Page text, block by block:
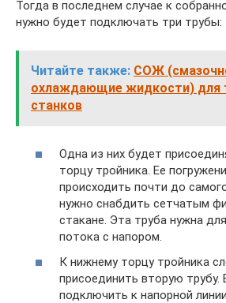
Тогда в последнем случае к
нужно будет подключать три трубы:
Читайте также: СОЖ
охлаждающие жидкости) для
станков
Одна из них будет
торцу тройника. Ее
происходить почти до
нужно снабдить сетчатым
стакане. Эта труба нужна
потока с напором.
К нижнему торцу тройника
присоединить вторую трубу.
подключить к напорной